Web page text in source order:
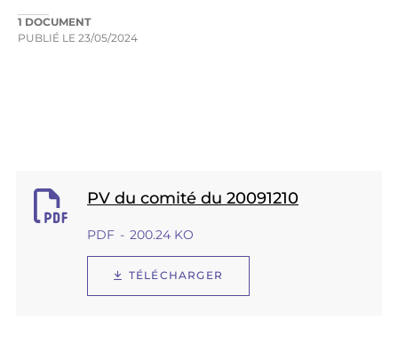
1 DOCUMENT
PUBLIÉ LE 23/05/2024
PV du comité du 20091210
PDF 200.24 KO
TÉLÉCHARGER